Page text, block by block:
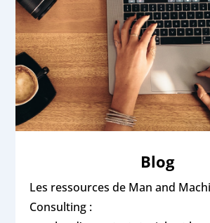
Blog
Les ressources de Man and
Consulting :